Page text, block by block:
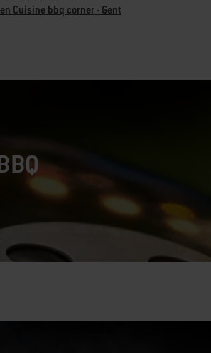
Cuisine bbq corner - Gent